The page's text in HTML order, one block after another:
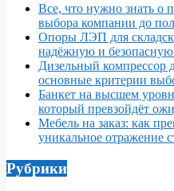
Все, что нужно знать о
выбора компании до
Опоры ЛЭП для
надёжную и безопасную
Дизельный компрессор
основные критерии
Банкет на высшем
который превзойдёт
Мебель на заказ: как
уникальное отражение
Рубрики